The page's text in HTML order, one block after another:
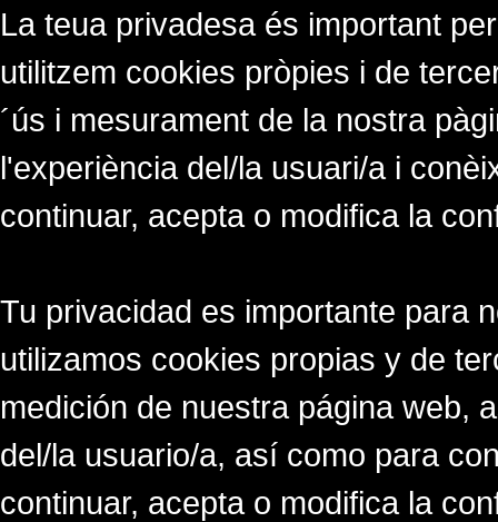
La teua privadesa és important
utilitzem cookies pròpies i de
´ús i mesurament de la nostra
l'experiència del/la usuari/a i
continuar, acepta o modifica la
Tu privacidad es importante para
utilizamos cookies propias y de
medición de nuestra página web,
del/la usuario/a, así como para
continuar, acepta o modifica la